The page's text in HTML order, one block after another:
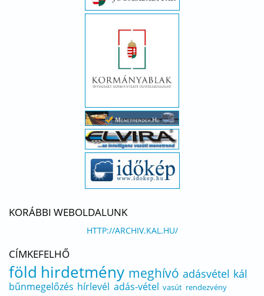
KORÁBBI WEBOLDALUNK
HTTP://ARCHIV.KAL.HU/
CÍMKEFELHŐ
föld hirdetmény meghívó adásvétel kál
bűnmegelőzés hírlevél adás-vétel vasút rendezvény